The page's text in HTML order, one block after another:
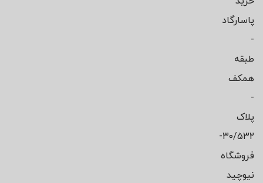
پاسارگاد
-
طبقه
همکف
-
پلاک
۳۰/۵۳۲-
فروشگاه
نیوچید